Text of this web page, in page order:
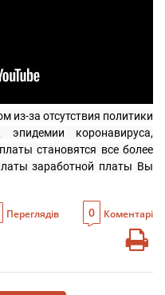
из-за отсутствия политики
коронавируса,
становятся все более
заработной платы Вы
Переглядів 0 Коментарі